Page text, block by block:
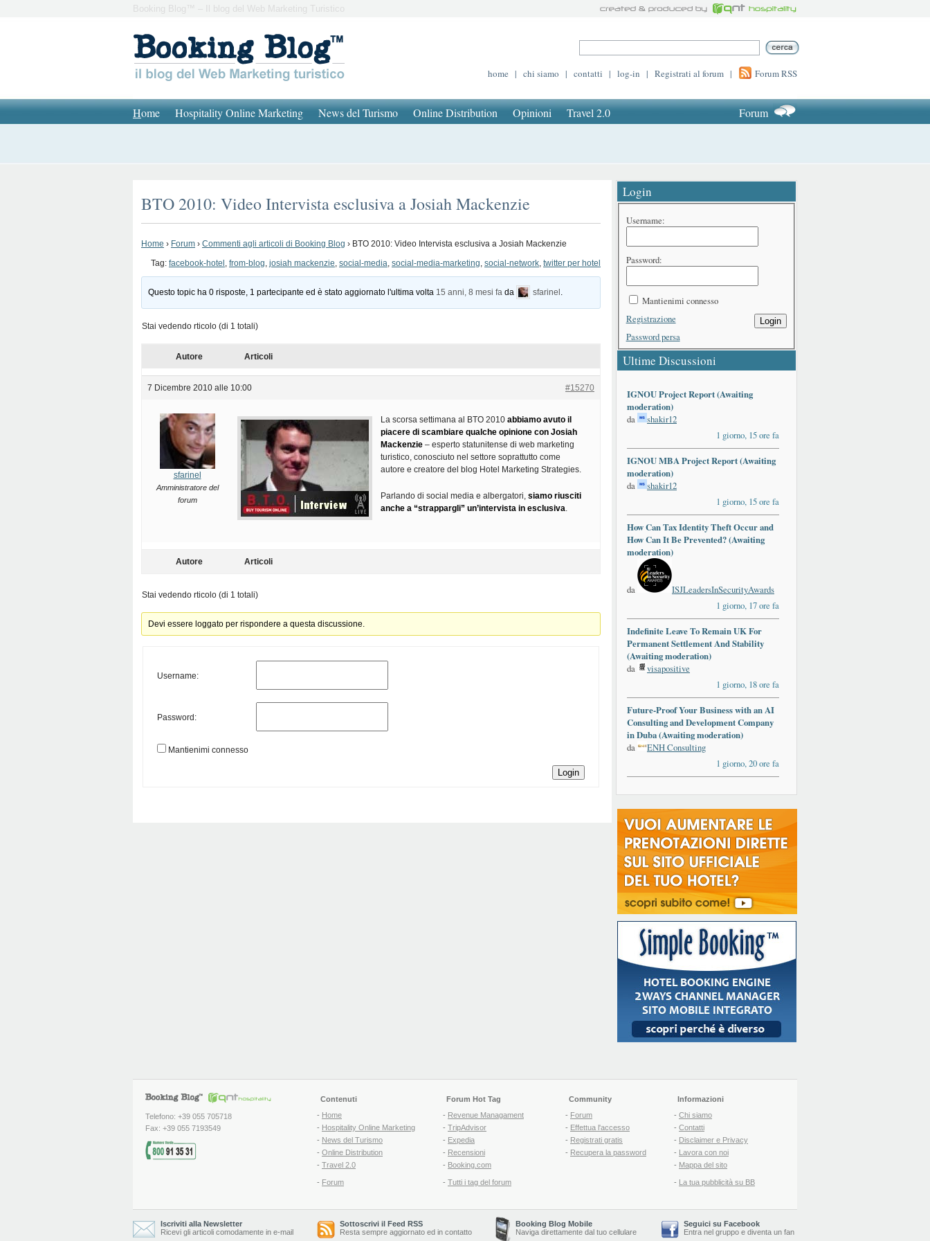
Booking Blog™ – Il blog del Web Marketing Turistico
home | chi siamo | contatti | log-in | Registrati al forum | Forum RSS
Home Hospitality Online Marketing News del Turismo Online Distribution Opinioni Travel 2.0 Forum
BTO 2010: Video Intervista esclusiva a Josiah Mackenzie
Home › Forum › Commenti agli articoli di Booking Blog › BTO 2010: Video Intervista esclusiva a Josiah Mackenzie
Tag: facebook-hotel , from-blog, josiah mackenzie, social-media, social-media-marketing, social-network, twitter per hotel
Questo topic ha 0 risposte, 1 partecipante ed è stato aggiornato l'ultima volta 15 anni, 8 mesi fa da sfarinel
Stai vedendo rticolo (di 1 totali)
Autore Articoli
7 Dicembre 2010 alle 10:00 #15270
sfarinel
Amministratore del
forum
La scorsa settimana al BTO 2010 abbiamo avuto il
piacere di scambiare qualche opinione con Josiah
Mackenzie – esperto statunitense di web marketing
turistico, conosciuto nel settore soprattutto come
autore e creatore del blog Hotel Marketing Strategies.
Parlando di social media e albergatori, siamo riusciti
anche a “strappargli” un’intervista in esclusiva.
Autore Articoli
Stai vedendo rticolo (di 1 totali)
Devi essere loggato per rispondere a questa discussione.
Username:
Password:
Mantienimi connesso
Login
Login
Username:
Password:
Mantienimi connesso
Login
Registrazione
Password persa
Ultime Discussioni
IGNOU Project Report (Awaiting
moderation)
da
shakir12
1 giorno, 15 ore fa
IGNOU MBA Project Report (Awaiting
moderation)
da
shakir12
1 giorno, 15 ore fa
How Can Tax Identity Theft Occur and
How Can It Be Prevented? (Awaiting
moderation)
da
ISJLeadersInSecurityAwards
1 giorno, 17 ore fa
Indefinite Leave To Remain UK For
Permanent Settlement And Stability
(Awaiting moderation)
da
visapositive
1 giorno, 18 ore fa
Future-Proof Your Business with an AI
Consulting and Development Company
in Duba (Awaiting moderation)
da
ENH Consulting
1 giorno, 20 ore fa
Telefono: +39 055 705718
Fax: +39 055 7193549
Contenuti
- Home
- Hospitality Online Marketing
- News del Turismo
- Online Distribution
- Travel 2.0
- Forum
Forum Hot Tag
- Revenue Managament
- TripAdvisor
- Expedia
- Recensioni
- Booking.com
- Tutti i tag del forum
Community
- Forum
- Effettua l'accesso
- Registrati gratis
- Recupera la password
Informazioni
- Chi siamo
- Contatti
- Disclaimer e Privacy
- Lavora con noi
- Mappa del sito
- La tua pubblicità su BB
Iscriviti alla Newsletter
Ricevi gli articoli comodamente in e-mail
Sottoscrivi il Feed RSS
Resta sempre aggiornato ed in contatto
Booking Blog Mobile
Naviga direttamente dal tuo cellulare
Seguici su Facebook
Entra nel gruppo e diventa un fan